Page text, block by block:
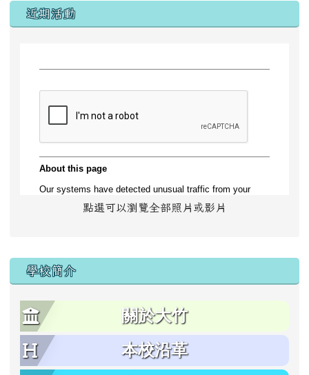
左邊區域內容
近期活動
點選可以瀏覽全部照片或影片
學校簡介
關於大竹
本校沿革